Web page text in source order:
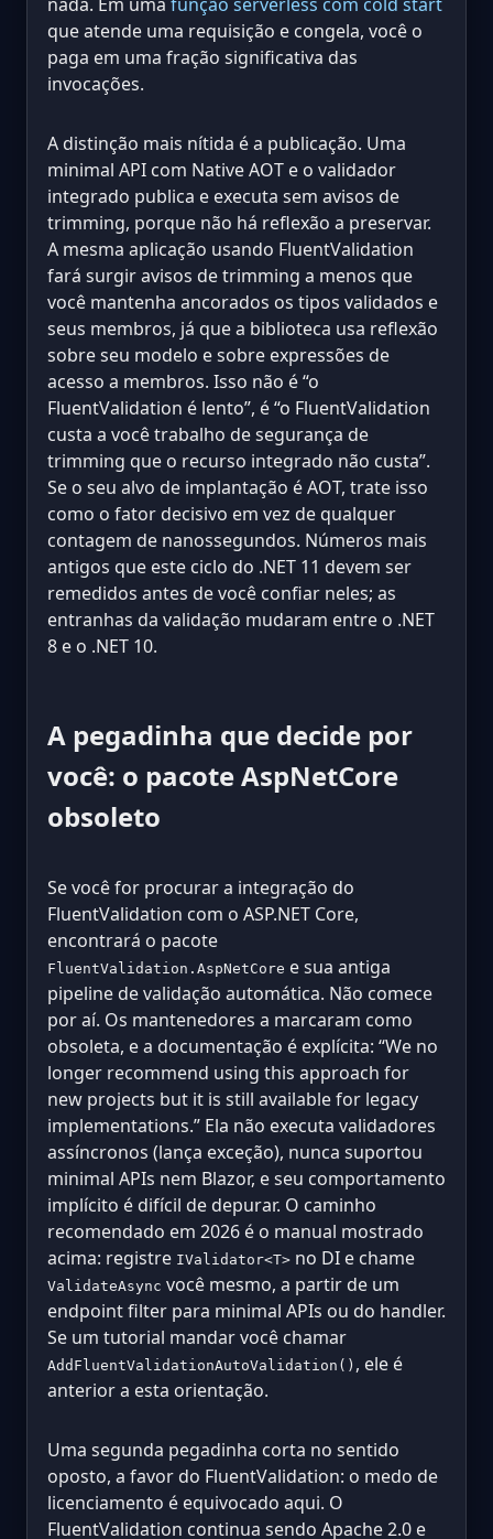
que atende uma requisição e congela, você o
paga em uma fração significativa das
invocações.
A distinção mais nítida é a publicação. Uma
minimal API com Native AOT e o validador
integrado publica e executa sem avisos de
trimming, porque não há reflexão a preservar.
A mesma aplicação usando FluentValidation
fará surgir avisos de trimming a menos que
você mantenha ancorados os tipos validados e
seus membros, já que a biblioteca usa reflexão
sobre seu modelo e sobre expressões de
acesso a membros. Isso não é “o
FluentValidation é lento”, é “o FluentValidation
custa a você trabalho de segurança de
trimming que o recurso integrado não custa”.
Se o seu alvo de implantação é AOT, trate isso
como o fator decisivo em vez de qualquer
contagem de nanossegundos. Números mais
antigos que este ciclo do .NET 11 devem ser
remedidos antes de você confiar neles; as
entranhas da validação mudaram entre o .NET
8 e o .NET 10.
A pegadinha que decide por
você: o pacote AspNetCore
obsoleto
Se você for procurar a integração do
FluentValidation com o ASP.NET Core,
encontrará o pacote
FluentValidation.AspNetCore e sua antiga
pipeline de validação automática. Não comece
por aí. Os mantenedores a marcaram como
obsoleta, e a documentação é explícita: “We no
longer recommend using this approach for
new projects but it is still available for legacy
implementations.” Ela não executa validadores
assíncronos (lança exceção), nunca suportou
minimal APIs nem Blazor, e seu comportamento
implícito é difícil de depurar. O caminho
recomendado em 2026 é o manual mostrado
acima: registre IValidator<T> no DI e chame
ValidateAsync você mesmo, a partir de um
endpoint filter para minimal APIs ou do handler.
Se um tutorial mandar você chamar
AddFluentValidationAutoValidation() , ele é
anterior a esta orientação.
Uma segunda pegadinha corta no sentido
oposto, a favor do FluentValidation: o medo de
licenciamento é equivocado aqui. O
FluentValidation continua sendo Apache 2.0 e